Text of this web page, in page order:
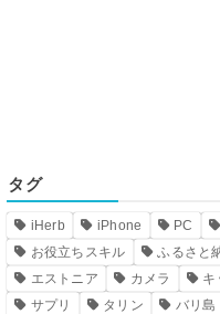
タグ
iHerb iPhone PC
お役立ちスキル
ふるさと
エストニア
カメラ
キ
サプリ
タリン バリ島